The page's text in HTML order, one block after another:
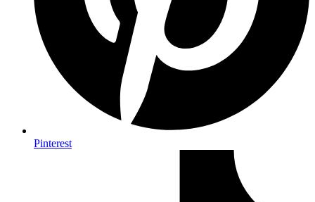
Pinterest